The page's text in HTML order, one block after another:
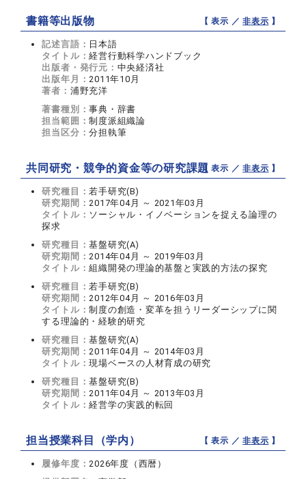
書籍等出版物 【 表示 ／非表示 】
記述言語： 日本語
タイトル：経営行動科学ハンドブック
出版者・発行元： 中央経済社
出版年月： 2011年10月
著者： 浦野充洋
著書種別：事典・辞書
担当範囲：制度派組織論
担当区分：分担執筆
共同研究・競争的資金等の研究課題【 表示 ／非表示 】
研究種目：若手研究(B)
研究期間： 2017年04月 ～ 2021年03月
タイトル： ソーシャル・イノベーションを捉える論理の
探求
研究種目：基盤研究(A)
研究期間： 2014年04月 ～ 2019年03月
タイトル：組織開発の理論的基盤と実践的方法の探究
研究種目：若手研究(B)
研究期間： 2012年04月 ～ 2016年03月
タイトル：制度の創造・変革を担うリーダーシップに関
する理論的・経験的研究
研究種目：基盤研究(A)
研究期間： 2011年04月 ～ 2014年03月
タイトル：現場ベースの人材育成の研究
研究種目：基盤研究(B)
研究期間： 2011年04月 ～ 2013年03月
タイトル：経営学の実践的転回
担当授業科目（学内） 【 表示 ／非表示 】
履修年度： 2026年度（西暦）